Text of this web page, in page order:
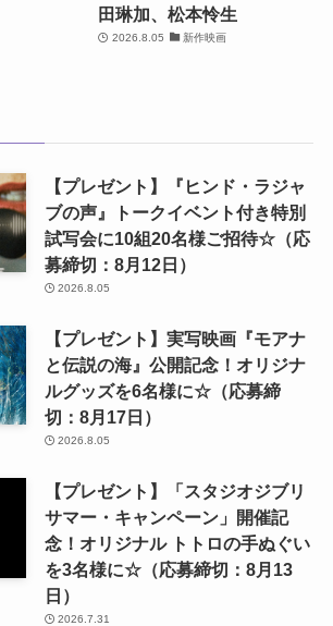
田琳加、松本怜生
2026.8.05 新作映画
【プレゼント】『ヒンド・ラジャ
ブの声』トークイベント付き特別
試写会に10組20名様ご招待☆（応
募締切：8月12日）
2026.8.05
【プレゼント】実写映画『モアナ
と伝説の海』公開記念！オリジナ
ルグッズを6名様に☆（応募締
切：8月17日）
2026.8.05
【プレゼント】「スタジオジブリ
サマー・キャンペーン」開催記
念！オリジナル トトロの手ぬぐい
を3名様に☆（応募締切：8月13
日）
2026.7.31